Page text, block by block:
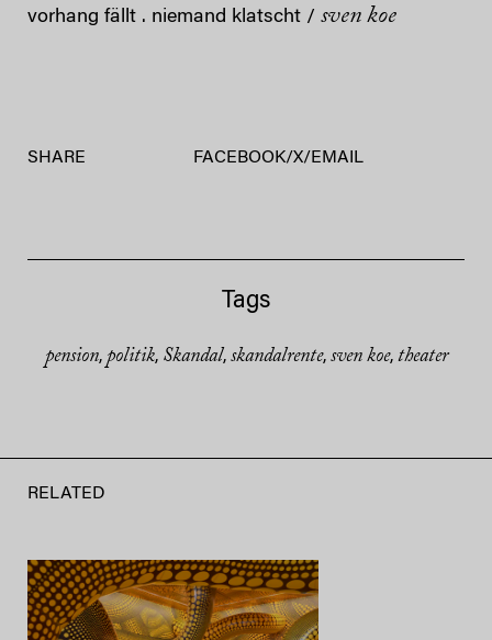
vorhang fällt . niemand klatscht / sven koe
SHARE FACEBOOK/X/ EMAIL
Tags
pension, politik, Skandal, skandalrente, sven koe, theater
RELATED